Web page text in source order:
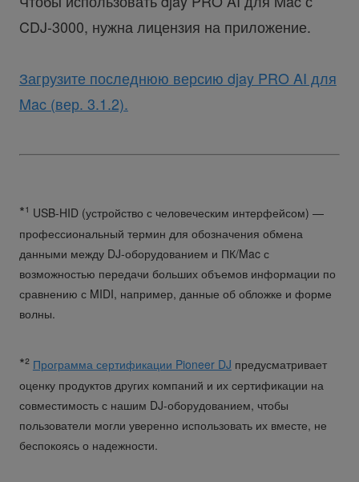
CDJ-3000, нужна лицензия на приложение.
Загрузите последнюю версию djay PRO AI для
Mac (вер. 3.1.2).
*¹ USB-HID (устройство с человеческим интерфейсом) —
профессиональный термин для обозначения обмена
данными между DJ-оборудованием и ПК/Mac с
возможностью передачи больших объемов информации по
сравнению с MIDI, например, данные об обложке и форме
волны.
*² Программа сертификации Pioneer DJ предусматривает
оценку продуктов других компаний и их сертификации на
совместимость с нашим DJ-оборудованием, чтобы
пользователи могли уверенно использовать их вместе, не
беспокоясь о надежности.